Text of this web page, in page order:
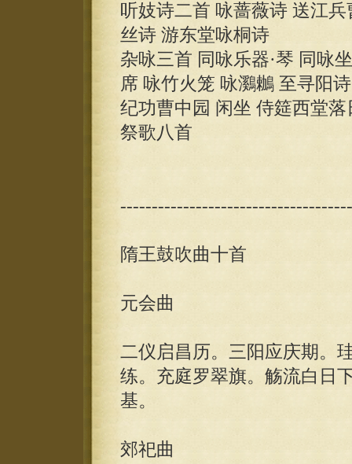
听妓诗二首 咏蔷薇诗 送江
丝诗 游东堂咏桐诗
杂咏三首 同咏乐器·琴 同咏
席 咏竹火笼 咏鸂鶒 至寻阳
纪功曹中园 闲坐 侍筵西堂
祭歌八首
隋王鼓吹曲十首
元会曲
二仪启昌历。三阳应庆期。
练。充庭罗翠旗。觞流白日
基。
郊祀曲